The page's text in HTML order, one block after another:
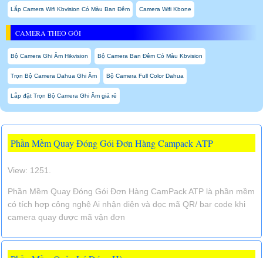
Lắp Camera Wifi Kbvision Có Màu Ban Đêm Camera Wifi Kbone
CAMERA THEO GÓI
Bộ Camera Ghi Âm Hikvision Bộ Camera Ban Đêm Có Màu Kbvision
Trọn Bộ Camera Dahua Ghi Âm Bộ Camera Full Color Dahua
Lắp đặt Trọn Bộ Camera Ghi Âm giá rẻ
Phần Mềm Quay Đóng Gói Đơn Hàng Campack ATP
View: 1251.
Phần Mềm Quay Đóng Gói Đơn Hàng CamPack ATP là phần mềm
có tích hợp công nghệ Ai nhận diện và dọc mã QR/ bar code khi
camera quay được mã vận đơn